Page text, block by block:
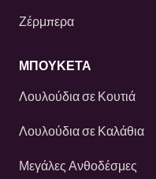
Ζέρμπερα
ΜΠΟΥΚΕΤΑ
Λουλούδια σε Κουτιά
Λουλούδια σε Καλάθια
Μεγάλες Ανθοδέσμες